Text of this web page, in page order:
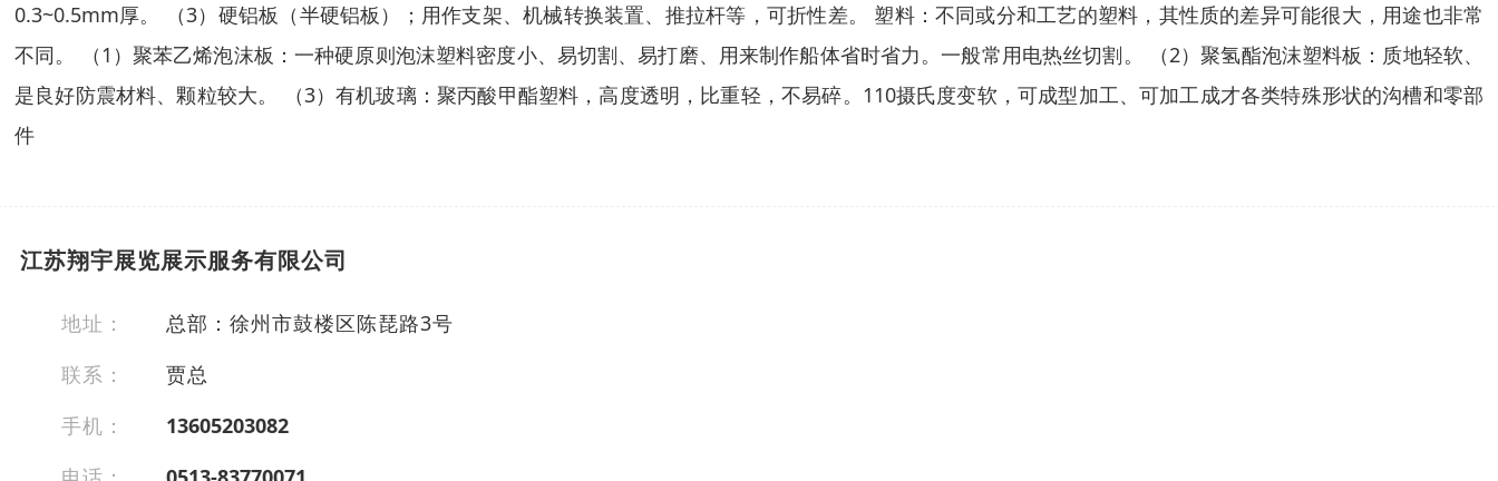
0.3~0.5mm厚。 （3）硬铝板（半硬铝板）；用作支架、机械转换装置、推拉杆等，可折性差。 塑料：不同或分和工艺的塑料，其性质的差异可能很大，用途也非常
不同。 （1）聚苯乙烯泡沫板：一种硬原则泡沫塑料密度小、易切割、易打磨、用来制作船体省时省力。一般常用电热丝切割。 （2）聚氢酯泡沫塑料板：质地轻软、
是良好防震材料、颗粒较大。 （3）有机玻璃：聚丙酸甲酯塑料，高度透明，比重轻，不易碎。110摄氏度变软，可成型加工、可加工成才各类特殊形状的沟槽和零部
件
江苏翔宇展览展示服务有限公司
地址：
总部：徐州市鼓楼区陈琵路3号
联系：
贾总
手机：
13605203082